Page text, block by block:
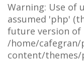
Warning: Use of
assumed 'php'
future version of
/home/
content/